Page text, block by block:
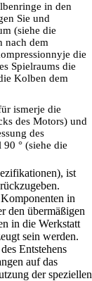
in den
Sie und
(siehe die
nach dem
die
Spielraums die
Kolben dem
ismerje die
des Motors) und
des
° (siehe die
), ist
in
den übermäßigen
in die Werkstatt
sein werden.
Entstehens
auf das
der speziellen